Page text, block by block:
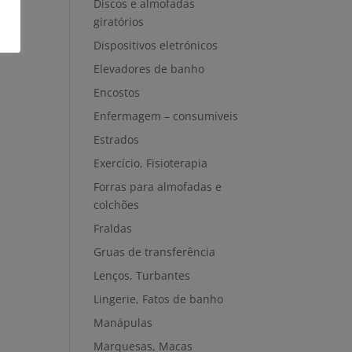
Discos e almofadas
giratórios
Dispositivos eletrónicos
Elevadores de banho
Encostos
Enfermagem – consumíveis
Estrados
Exercício, Fisioterapia
Forras para almofadas e
colchões
Fraldas
Gruas de transferência
Lenços, Turbantes
Lingerie, Fatos de banho
Manápulas
Marquesas, Macas